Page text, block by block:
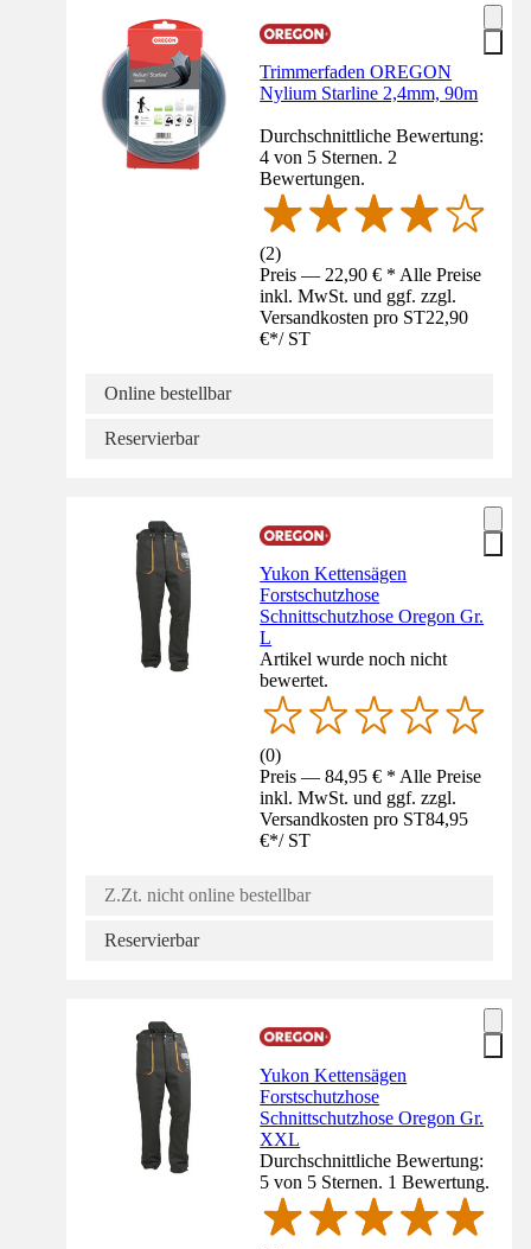
Trimmerfaden OREGON
Nylium Starline 2,4mm, 90m
Durchschnittliche Bewertung:
4 von 5 Sternen. 2
Bewertungen.
(2)
Preis — 22,90 € * Alle Preise
inkl. MwSt. und ggf. zzgl.
Versandkosten pro ST22,90
€*/ ST
Online bestellbar
Reservierbar
Yukon Kettensägen
Forstschutzhose
Schnittschutzhose Oregon Gr.
L
Artikel wurde noch nicht
bewertet.
(0)
Preis — 84,95 € * Alle Preise
inkl. MwSt. und ggf. zzgl.
Versandkosten pro ST84,95
€*/ ST
Z.Zt. nicht online bestellbar
Reservierbar
Yukon Kettensägen
Forstschutzhose
Schnittschutzhose Oregon Gr.
XXL
Durchschnittliche Bewertung:
5 von 5 Sternen. 1 Bewertung.